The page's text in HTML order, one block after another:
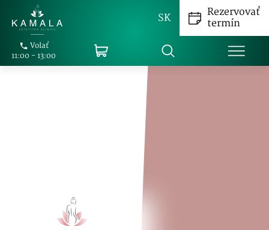
SK
Volať
11:00 - 13:00
Rezervovať
termín